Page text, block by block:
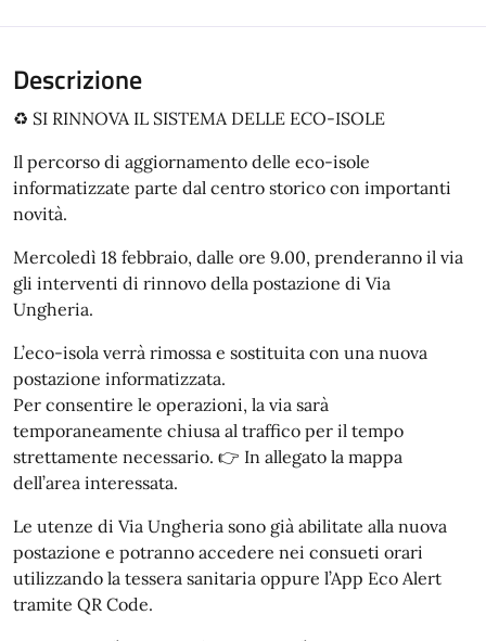
Descrizione
♻️ SI RINNOVA IL SISTEMA DELLE ECO-ISOLE
Il percorso di aggiornamento delle eco-isole
informatizzate parte dal centro storico con importanti
novità.
Mercoledì 18 febbraio, dalle ore 9.00, prenderanno il via
gli interventi di rinnovo della postazione di Via
Ungheria.
L’eco-isola verrà rimossa e sostituita con una nuova
postazione informatizzata.
Per consentire le operazioni, la via sarà
temporaneamente chiusa al traffico per il tempo
strettamente necessario. 👉 In allegato la mappa
dell’area interessata.
Le utenze di Via Ungheria sono già abilitate alla nuova
postazione e potranno accedere nei consueti orari
utilizzando la tessera sanitaria oppure l’App Eco Alert
tramite QR Code.